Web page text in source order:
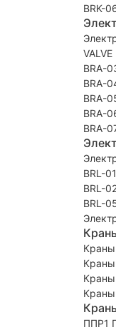
BRK-
VALVE
BRA-
BRA-
BRA-
BRA-
BRA-
BRL-
BRL-
BRL-
ППР1